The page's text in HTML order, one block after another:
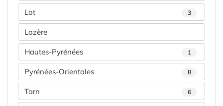
Lot 3
Lozère
Hautes-Pyrénées 1
Pyrénées-Orientales 8
Tarn 6